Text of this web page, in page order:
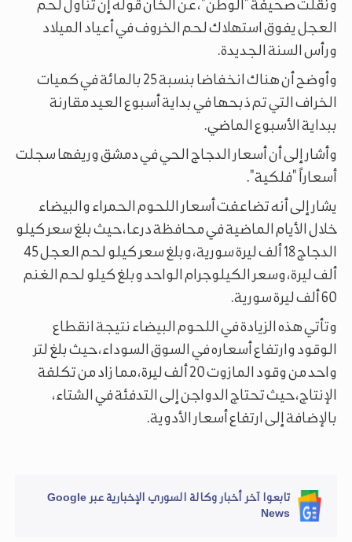
ونقلت صحيفة "الوطن"، عن الخان قوله إن تناول لحم
العجل يفوق استهلاك لحم الخروف في أعياد الميلاد
ورأس السنة الجديدة.
وأوضح أن هناك انخفاضا بنسبة 25 بالمائة في كميات
الخراف التي تم ذبحها في بداية أسبوع العيد مقارنة
ببداية الأسبوع الماضي.
وأشار إلى أن أسعار الدجاج الحي في دمشق وريفها سجلت
أسعاراً "فلكية".
يشار إلى أنه تضاعفت أسعار اللحوم الحمراء والبيضاء
خلال الأيام الماضية في محافظة درعا، حيث بلغ سعر كيلو
الدجاج 18 ألف ليرة سورية، وبلغ سعر كيلو لحم العجل 45
ألف ليرة، وسعر الكيلوجرام الواحد وبلغ كيلو لحم الغنم
60 ألف ليرة سورية.
وتأتي هذه الزيادة في اللحوم البيضاء نتيجة انقطاع
الوقود وارتفاع أسعاره في السوق السوداء، حيث بلغ لتر
واحد من وقود المازوت 20 ألف ليرة، مما زاد من تكلفة
الإنتاج، حيث تحتاج الدواجن إلى التدفئة في الشتاء،
بالإضافة إلى ارتفاع أسعار الأدوية.
تابعوا آخر أخبار وكالة السوري الإخبارية عبر Google
News